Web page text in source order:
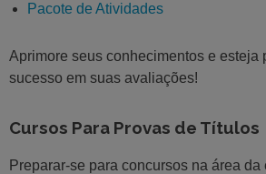
Pacote de Atividades
Aprimore seus conhecimentos e esteja
sucesso em suas avaliações!
Cursos Para Provas de Títulos
Preparar-se para concursos na área